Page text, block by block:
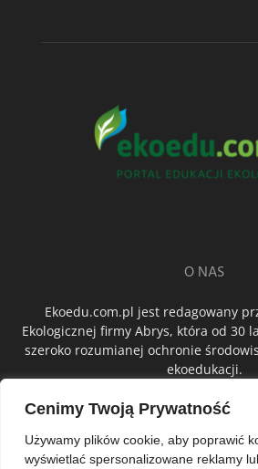
Cenimy Twoją Prywatność
Używamy plików cookie, aby poprawić
wyświetlać spersonalizowane reklamy
O NAS
Ekoedu.com.pl jest redagowany
Ekologicznej firmy Abrys, która od 30
szeroko rozumianej ochronie
ekoedukacji.
ŚLEDŹ NAS